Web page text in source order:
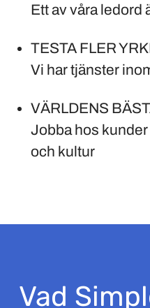
Ett av våra ledord
TESTA FLER
Vi har tjänster
VÄRLDENS
Jobba hos
och kultur
Vad